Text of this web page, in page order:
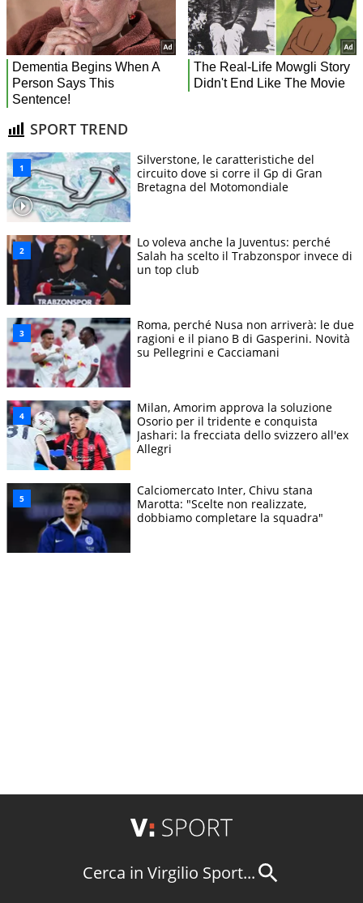
SPORT TREND
Silverstone, le caratteristiche del
circuito dove si corre il Gp di Gran
Bretagna del Motomondiale
Lo voleva anche la Juventus: perché
Salah ha scelto il Trabzonspor invece di
un top club
Roma, perché Nusa non arriverà: le due
ragioni e il piano B di Gasperini. Novità
su Pellegrini e Cacciamani
Milan, Amorim approva la soluzione
Osorio per il tridente e conquista
Jashari: la frecciata dello svizzero all'ex
Allegri
Calciomercato Inter, Chivu stana
Marotta: "Scelte non realizzate,
dobbiamo completare la squadra"
Cerca in Virgilio Sport...